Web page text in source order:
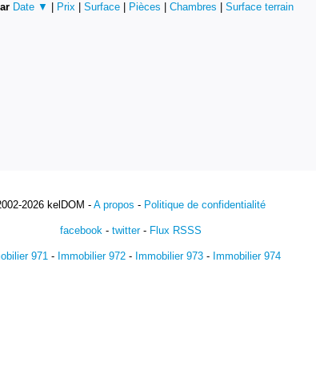
Date ▼ Prix Surface Pièces Chambres Surface terrain
2026 kelDOM - A propos - Politique de confidentialité
facebook- twitter- Flux RSSS
971 - Immobilier 972 - Immobilier 973 - Immobilier 974